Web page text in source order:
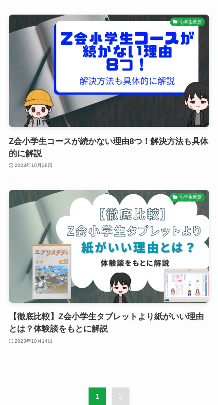
小学生教育
Z会小学生コースが続かない理由8つ！解決方法も具体
的に解説
2023年10月28日
小学生教育
【徹底比較】Z会小学生タブレットより紙がいい理由
とは？体験談をもとに解説
2023年10月14日
1 2